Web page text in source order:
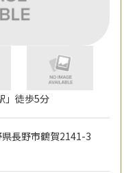
」徒歩5分
長野市鶴賀2141-3